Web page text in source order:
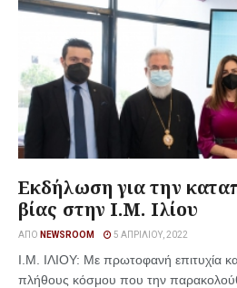
Εκδήλωση για την
βίας στην Ι.Μ. Ιλίου
ΑΠΌ NEWSROOM 5 ΑΠΡΙΛΊΟΥ, 2022
I.M. IΛΙΟΥ: Με πρωτοφανή επιτυχία
πλήθους κόσμου που την